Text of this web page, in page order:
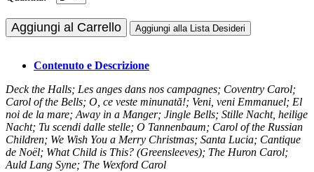
Aggiungi al Carrello Aggiungi alla Lista Desideri
Contenuto e Descrizione
Deck the Halls; Les anges dans nos campagnes; Coventry Carol;
Carol of the Bells; O, ce veste minunată!; Veni, veni Emmanuel; El
noi de la mare; Away in a Manger; Jingle Bells; Stille Nacht, heilige
Nacht; Tu scendi dalle stelle; O Tannenbaum; Carol of the Russian
Children; We Wish You a Merry Christmas; Santa Lucia; Cantique
de Noël; What Child is This? (Greensleeves); The Huron Carol;
Auld Lang Syne; The Wexford Carol